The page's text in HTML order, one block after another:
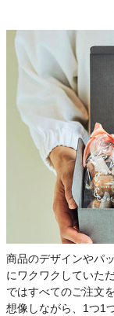
商品のデザインやパ
にワクワクしていた
ではすべてのご注文
想像しながら、1つ1